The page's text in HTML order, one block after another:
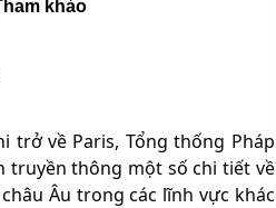
khảo
trở về Paris, Tổng thống Pháp
truyền thông một số chi tiết về
Âu trong các lĩnh vực khác